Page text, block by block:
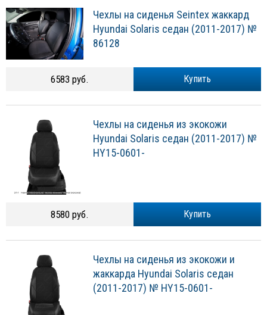
Чехлы на сиденья Seintex жаккард
Hyundai Solaris седан (2011-2017) №
86128
Купить
6583 руб.
Чехлы на сиденья из экокожи
Hyundai Solaris седан (2011-2017) №
HY15-0601-
Купить
8580 руб.
Чехлы на сиденья из экокожи и
жаккарда Hyundai Solaris седан
(2011-2017) № HY15-0601-